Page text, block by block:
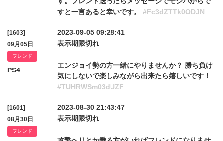
すと一言あると幸いです。 #Fc3dZTTk0ODJN
[1603]
09月05日
フレンド
PS4
2023-09-05 09:28:41
表示期限切れ
エンジョイ勢の方一緒にやりませんか？ 勝ち負け
気にしないで楽しみながら出来たら嬉しいです！
#TUHRWSm03dUZF
[1601]
08月30日
フレンド
2023-08-30 21:43:47
表示期限切れ